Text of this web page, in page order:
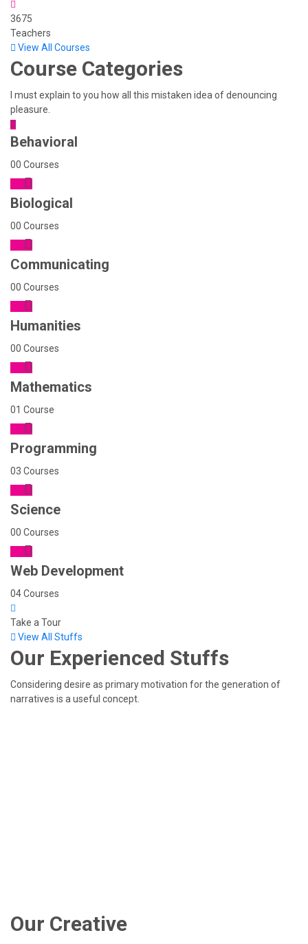
3675
Teachers
View All Courses
Course Categories
I must explain to you how all this mistaken idea of denouncing
pleasure.
Behavioral
00 Courses
Biological
00 Courses
Communicating
00 Courses
Humanities
00 Courses
Mathematics
01 Course
Programming
03 Courses
Science
00 Courses
Web Development
04 Courses
Take a Tour
View All Stuffs
Our Experienced Stuffs
Considering desire as primary motivation for the generation of
narratives is a useful concept.
Our Creative